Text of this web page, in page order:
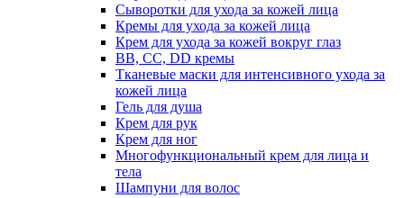
Сыворотки для ухода за кожей лица
Кремы для ухода за кожей лица
Крем для ухода за кожей вокруг глаз
BB, CC, DD кремы
Тканевые маски для интенсивного ухода за
кожей лица
Гель для душа
Крем для рук
Крем для ног
Многофункциональный крем для лица и
тела
Шампуни для волос